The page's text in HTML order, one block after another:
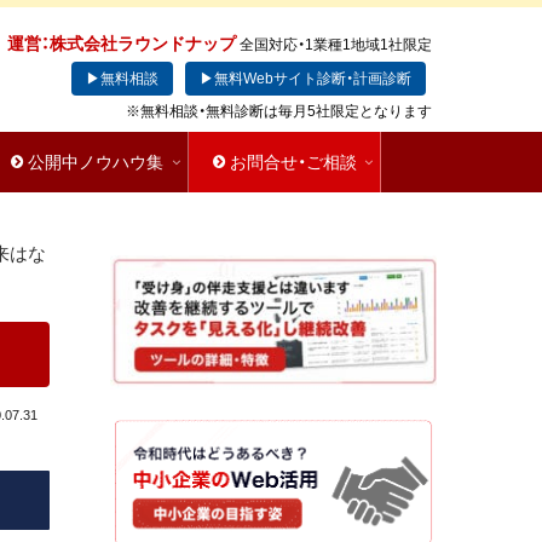
運営：株式会社ラウンドナップ 全国対応・1業種1地域1社限定
▶無料相談
▶無料Webサイト診断・計画診断
※無料相談・無料診断は毎月5社限定となります
公開中ノウハウ集 お問合せ・ご相談
はな